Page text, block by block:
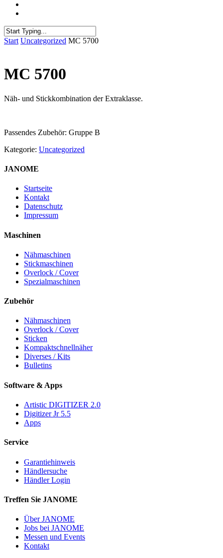
Start Uncategorized MC 5700
MC 5700
Näh- und Stickkombination der Extraklasse.
Passendes Zubehör: Gruppe B
Kategorie: Uncategorized
JANOME
Startseite
Kontakt
Datenschutz
Impressum
Maschinen
Nähmaschinen
Stickmaschinen
Overlock / Cover
Spezialmaschinen
Zubehör
Nähmaschinen
Overlock / Cover
Sticken
Kompaktschnellnäher
Diverses / Kits
Bulletins
Software & Apps
Artistic DIGITIZER 2.0
Digitizer Jr 5.5
Apps
Service
Garantiehinweis
Händlersuche
Händler Login
Treffen Sie JANOME
Über JANOME
Jobs bei JANOME
Messen und Events
Kontakt